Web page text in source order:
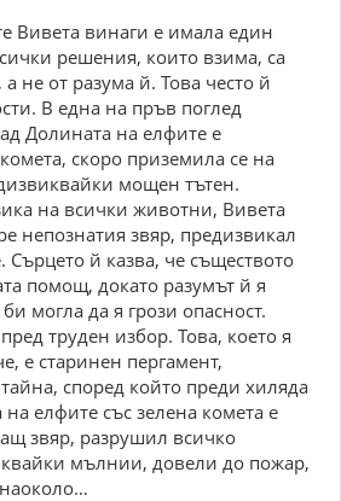
Вивета винаги е имала един
решения, които взима, са
не от разума й. Това често й
В една на пръв поглед
Долината на елфите е
скоро приземила се на
мощен тътен.
на всички животни, Вивета
непознатия звяр, предизвикал
Сърцето й казва, че съществото
помощ, докато разумът й я
могла да я грози опасност.
труден избор. Това, което я
е старинен пергамент,
според който преди хиляда
елфите със зелена комета е
звяр, разрушил всичко
мълнии, довели до пожар,